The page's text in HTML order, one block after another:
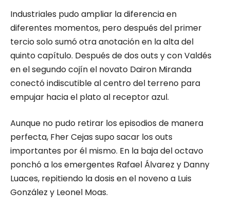
Industriales pudo ampliar la diferencia en
diferentes momentos, pero después del primer
tercio solo sumó otra anotación en la alta del
quinto capítulo. Después de dos outs y con Valdés
en el segundo cojín el novato Dairon Miranda
conectó indiscutible al centro del terreno para
empujar hacia el plato al receptor azul.
Aunque no pudo retirar los episodios de manera
perfecta, Fher Cejas supo sacar los outs
importantes por él mismo. En la baja del octavo
ponchó a los emergentes Rafael Álvarez y Danny
Luaces, repitiendo la dosis en el noveno a Luis
González y Leonel Moas.